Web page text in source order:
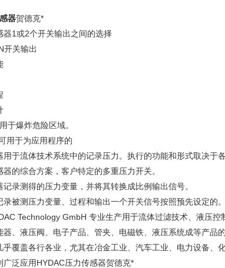
器贺德克*
器1或2个开关输出之间的选择
开关输出
于爆炸危险区域。
用于为应用程序的
用于流体技术系统中的记录压力。执行的功能和形式取决于
器的综合方案，客户特定的多重压力开关。
记录测得的压力变量，并将其转换成比例输出信号。
录被测压力变量、过程和输出一个开关信号按照预先设定的
Technology GmbH 专业生产用于流体过滤技术、液压
器、液压阀、电子产品、管夹、电磁铁、液压系统成等产品
乎覆盖各行各业，尤其在冶金工业、汽车工业、电力设备、
广泛应用HYDAC压力传感器贺德克*